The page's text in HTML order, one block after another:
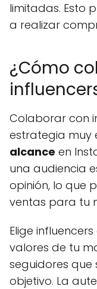
limitadas. Esto
a realizar
¿Cómo
Colaborar con
estrategia muy
alcance en
una audiencia
opinión, lo que
ventas para tu
Elige
valores de tu
seguidores que
objetivo. La